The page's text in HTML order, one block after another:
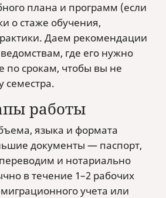
плана и программ (если
о стаже обучения,
Даем рекомендации
где его нужно
по срокам, чтобы вы не
семестра.
работы
языка и формата
документы — паспорт,
и нотариально
в течение 1–2 рабочих
учета или